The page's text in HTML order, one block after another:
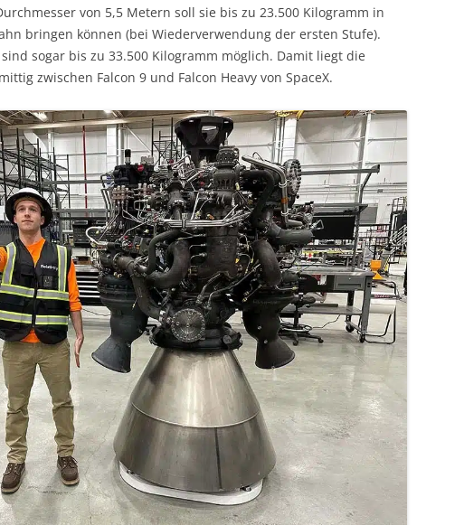
von 5,5 Metern soll sie bis zu 23.500 Kilogramm in
bringen können (bei Wiederverwendung der ersten Stufe).
sogar bis zu 33.500 Kilogramm möglich. Damit liegt die
zwischen Falcon 9 und Falcon Heavy von SpaceX.